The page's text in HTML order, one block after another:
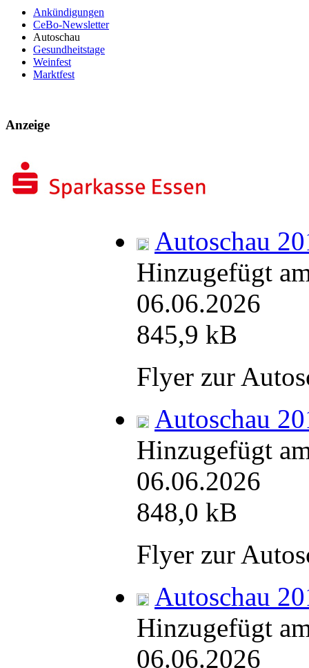
beim CeBo-Initiativkreis Centrum Borbeck e.V.!
Ankündigungen
CeBo-Newsletter
Autoschau
Gesundheitstage
Weinfest
Marktfest
Anzeige
Autoschau
Hinzugefügt
06.06.2026
845,9 kB
Flyer zur
Autoschau
Hinzugefügt
06.06.2026
848,0 kB
Flyer zur
Autoschau
Hinzugefügt
06.06.2026